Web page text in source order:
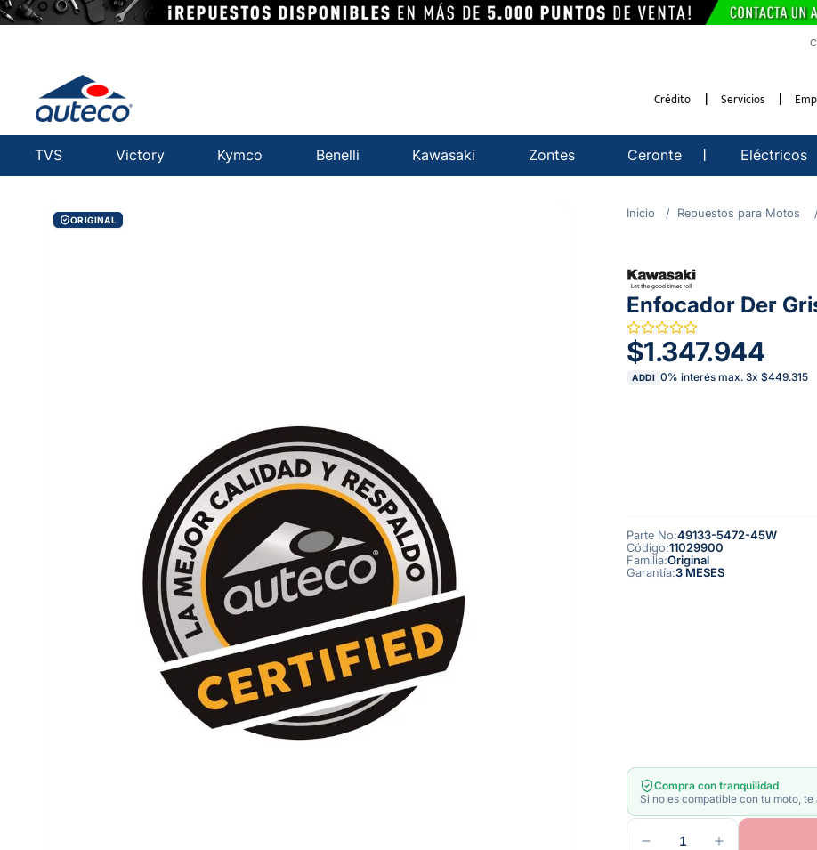
Crédito Servicios
TVS Victory Kymco Benelli Kawasaki Zontes Ceronte Eléctricos
ORIGINAL Repuestos para Motos
Enfocador Der
$1.347.944
ADDI 0% interés max. 3x $449.315
Parte No:49133-5472-45W
Código:11029900
Familia:Original
Garantía:3 MESES
Compra con tranquilidad
Si no es compatible con tu moto,
1